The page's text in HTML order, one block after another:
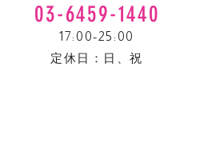
03-6459-1440
17:00-25:00
定休日：​日、祝